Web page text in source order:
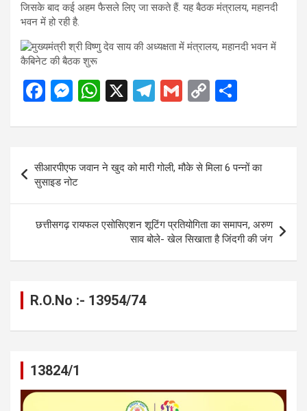
जिसके बाद कई अहम फैसले लिए जा सकते हैं. यह बैठक मंत्रालय, महानदी
भवन में हो रही है.
F
ce
o
o
k
M
se
g
er
W
at
s
A
p
p
X
T
e
gr
a
m
G
ail
C
py
Li
n
k
ar
e
Post
navigation
सीआरपीएफ जवान ने खुद को मारी गोली, मौके से मिला 6 पन्नों का
सुसाइड नोट
छत्तीसगढ़ रायफल एसोसिएशन शूटिंग प्रतियोगिता का समापन, अरुण
साव बोले- खेल सिखाता है जिंदगी की जंग
R.O.No :- 13954/74
13824/1